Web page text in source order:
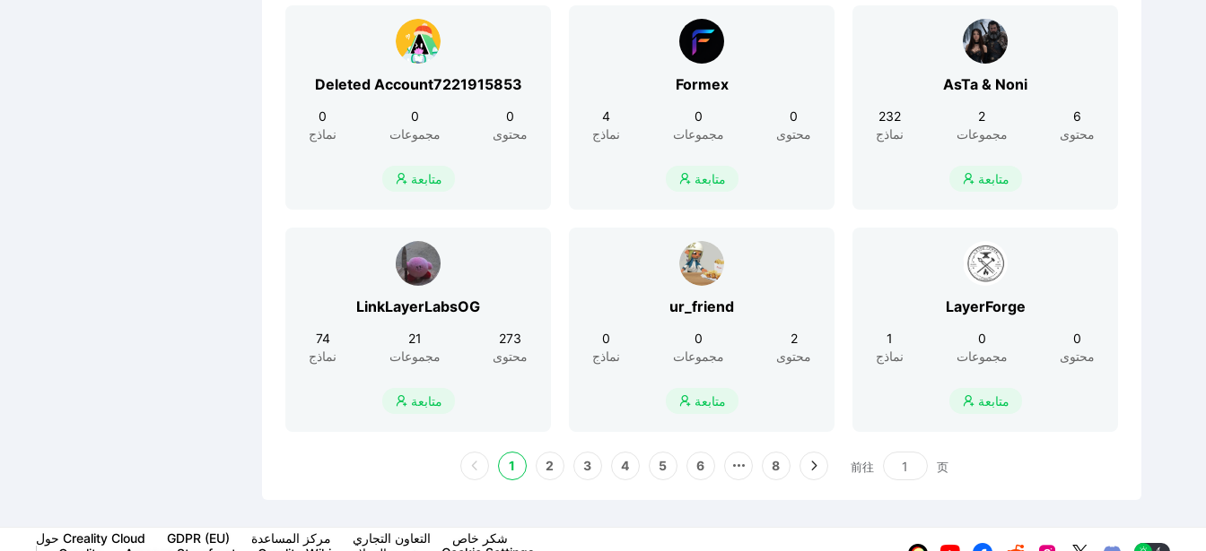
Deleted Account7221915853
0
نماذج
0
مجموعات
0
محتوى
 متابعة
Formex
4
نماذج
0
مجموعات
0
محتوى
 متابعة
AsTa & Noni
232
نماذج
2
مجموعات
6
محتوى
 متابعة
LinkLayerLabsOG
74
نماذج
21
مجموعات
273
محتوى
 متابعة
ur_friend
0
نماذج
0
مجموعات
2
محتوى
 متابعة
LayerForge
1
نماذج
0
مجموعات
0
محتوى
 متابعة
1 2 3 4 5 6 8 前往 页
حول Creality Cloud GDPR (EU) مركز المساعدة التعاون التجاري
شكر خاص